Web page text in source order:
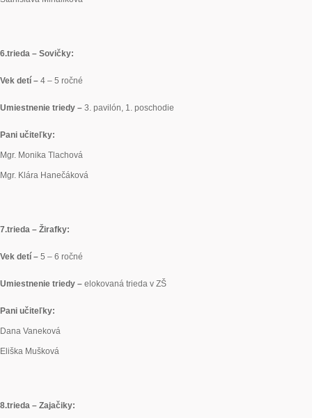
6.trieda – Sovičky:
Vek detí – 4 – 5 ročné
Umiestnenie triedy – 3. pavilón, 1. poschodie
Pani učiteľky:
Mgr. Monika Tlachová
Mgr. Klára Hanečáková
7.trieda – Žirafky:
Vek detí – 5 – 6 ročné
Umiestnenie triedy – elokovaná trieda v ZŠ
Pani učiteľky:
Dana Vaneková
Eliška Mušková
8.trieda – Zajačiky: